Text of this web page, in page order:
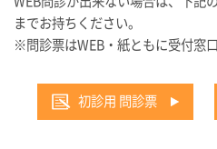
までお持ちください。
※問診票はWEB・紙ともに受付窓
初診用 問診票